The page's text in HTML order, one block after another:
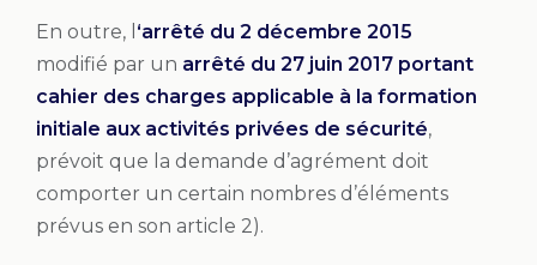
En outre, l ‘arrêté du 2 décembre 2015
modifié par un arrêté du 27 juin 2017 portant
cahier des charges applicable à la formation
initiale aux activités privées de sécurité,
prévoit que la demande d’agrément doit
comporter un certain nombres d’éléments
prévus en son article 2).